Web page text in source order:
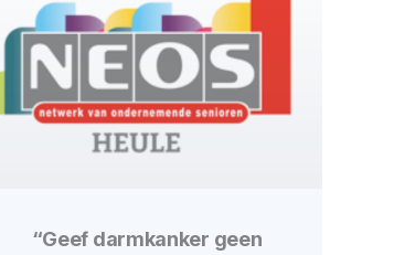
“Geef darmkanker geen